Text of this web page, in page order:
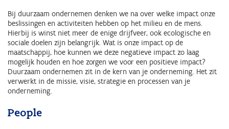
Bij duurzaam ondernemen denken we na over welke impact onze
beslissingen en activiteiten hebben op het milieu en de mens.
Hierbij is winst niet meer de enige drijfveer, ook ecologische en
sociale doelen zijn belangrijk. Wat is onze impact op de
maatschappij, hoe kunnen we deze negatieve impact zo laag
mogelijk houden en hoe zorgen we voor een positieve impact?
Duurzaam ondernemen zit in de kern van je onderneming. Het zit
verwerkt in de missie, visie, strategie en processen van je
onderneming.
People